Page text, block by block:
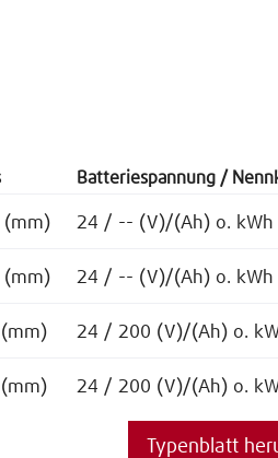
Batteriespannung /
(mm) 24 / -- (V)/(Ah) o. kWh
(mm) 24 / -- (V)/(Ah) o. kWh
(mm) 24 / 200 (V)/(Ah) o.
(mm) 24 / 200 (V)/(Ah) o.
Typenblatt